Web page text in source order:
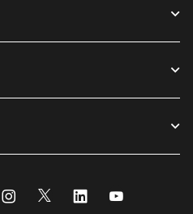
a new window
Instagram
Opens a new window
Twitter
Opens a new window
Linkedin
Opens a new
Opens a